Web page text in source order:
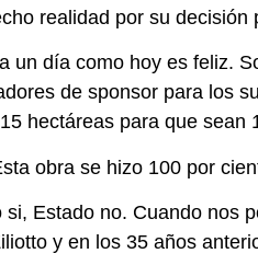
realidad por su decisión
día como hoy es feliz.
de sponsor para los
hectáreas para que
obra se hizo 100 por
Estado no. Cuando nos
y en los 35 años